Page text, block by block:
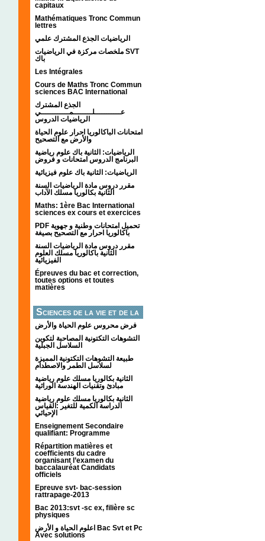
capitaux
Mathématiques Tronc Commun
lettres
الرياضيات الجذع المشترك علمي
ملخصات مركزة في الرياضيات SVT
باك
Les Intégrales
Cours de Maths Tronc Commun
sciences BAC International
الجذع المشترك
عـــــــــــلــــــــمــــــــــــي
الرياضيات الدروس
امتحانات الباكالوريا احرار علوم الحياة
والأرض مع التصحيح
الرياضيات: الثانية باك علوم رياضية
البرنامج الدروس امتحانات و فروض
الرياضيات: الثانية باك علوم فيزيائية
مقرر دروس مادة الرياضيات السنة
الثانية بكالوريا مسلك الآداب
Maths: 1ère Bac International
sciences ex cours et exercices
PDF تحميل امتحانات وطنية و جهوية
باكالوريا احرار مع التصحيح بصيغة
مقرر دروس مادة الرياضيات السنة
الثانية باكالوريا مسلك العلوم
الفيزيائية
Épreuves du bac et correction,
toutes options et toutes
matières
Sciences de la vie et de la
terre
فرض محروس علوم الحياة والأرض
التشوهات التكتونیة المصاحبة لتكوین
السلاسل الجبلیة
طبيعة التشوهات التكتونية المميزة
لسلاسل الطمر والاصطدام
الثانية بكالوريا مسلك علوم رياضية
مبادئ وتقنيات الهندسة الوراثية
الثانية بكالوريا مسلك علوم رياضية
الدراسة الكمية للتغير :القياس
الإحيائي
Enseignement Secondaire
qualifiant: Programme
Répartition matières et
coefficients du cadre
organisant l’examen du
baccalauréat Candidats
officiels
Epreuve svt- bac-session
rattrapage-2013
Bac 2013:svt -sc ex, filière sc
physiques
اعلوم الحياة و الأرض Bac Svt et Pc
Avec solutions